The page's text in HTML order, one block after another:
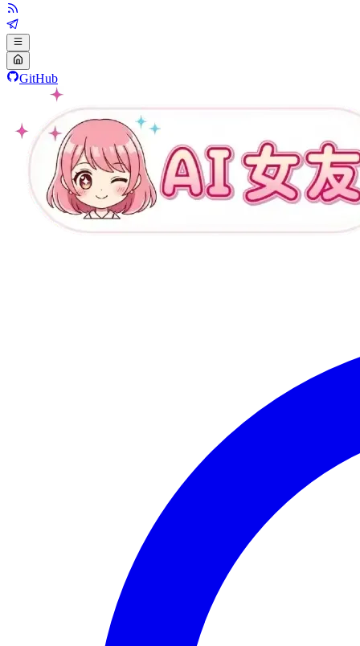
GitHub